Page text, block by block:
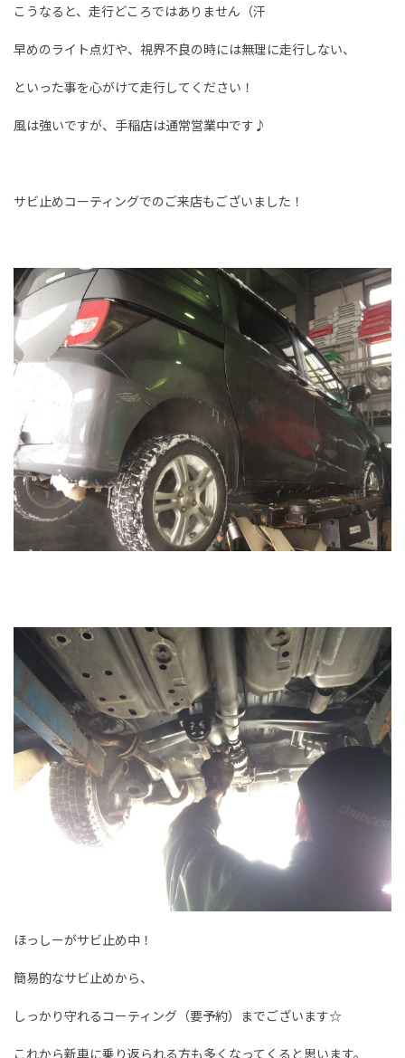
こうなると、走行どころではありません（汗
早めのライト点灯や、視界不良の時には無理に走行しない、
といった事を心がけて走行してください！
風は強いですが、手稲店は通常営業中です♪
サビ止めコーティングでのご来店もございました！
ほっしーがサビ止め中！
簡易的なサビ止めから、
しっかり守れるコーティング（要予約）までございます☆
これから新車に乗り返られる方も多くなってくると思います。